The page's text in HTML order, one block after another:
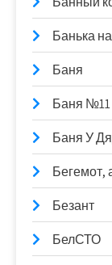
Банька
Баня
Баня №11
Баня У
Бегемот,
Безант
БелСТО